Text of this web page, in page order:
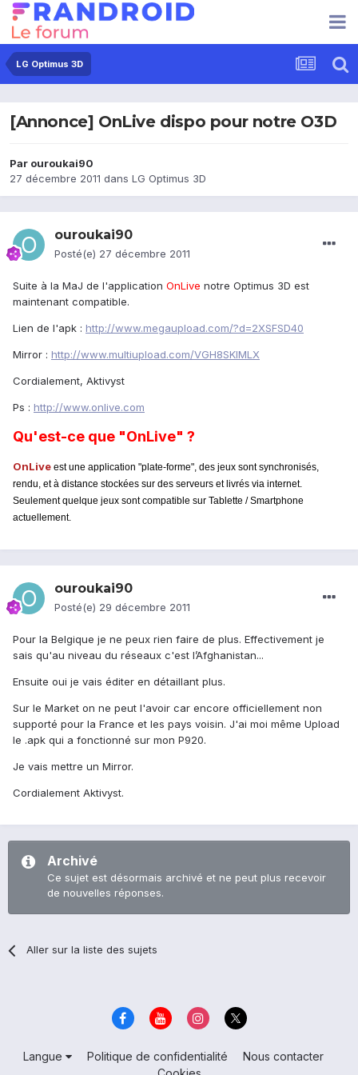
LG Optimus 3D
[Annonce] OnLive dispo pour notre O3D
Par ouroukai90
27 décembre 2011 dans LG Optimus 3D
ouroukai90
Posté(e) 27 décembre 2011
Suite à la MaJ de l'application OnLive notre Optimus 3D est
maintenant compatible.
Lien de l'apk : http://www.megaupload.com/?d=2XSFSD40
Mirror : http://www.multiupload.com/VGH8SKIMLX
Cordialement, Aktivyst
Ps : http://www.onlive.com
Qu'est-ce que "OnLive" ?
OnLive est une application "plate-forme", des jeux sont synchronisés,
rendu, et à distance stockées sur des serveurs et livrés via internet.
Seulement quelque jeux sont compatible sur Tablette / Smartphone
actuellement.
ouroukai90
Posté(e) 29 décembre 2011
Pour la Belgique je ne peux rien faire de plus. Effectivement je
sais qu'au niveau du réseaux c'est l’Afghanistan...
Ensuite oui je vais éditer en détaillant plus.
Sur le Market on ne peut l'avoir car encore officiellement non
supporté pour la France et les pays voisin. J'ai moi même Upload
le .apk qui a fonctionné sur mon P920.
Je vais mettre un Mirror.
Cordialement Aktivyst.
Archivé
Ce sujet est désormais archivé et ne peut plus recevoir
de nouvelles réponses.
Aller sur la liste des sujets
Langue Politique de confidentialité
Nous contacter